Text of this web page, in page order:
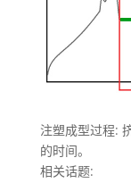
注塑成型过程:
的时间。
相关话题: